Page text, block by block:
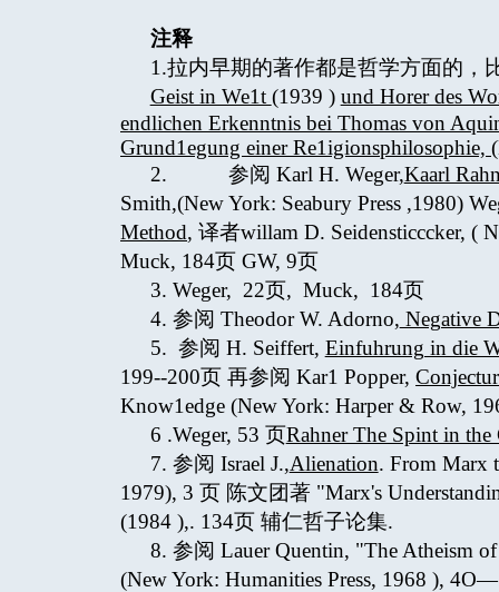
注释
1.拉内早期的著作都是哲学方面的，
Geist in We1t (1939 ) und Horer des
endlichen Erkenntnis bei Thomas von
Grund1egung einer Re1igionsphilosophie,
2. 参阅 Karl H. Weger,Kaarl
Smith,(New York: Seabury Press ,1980)
Method, 译者willam D. Seidensticccker, (
Muck, 184页 GW, 9页
3. Weger, 22页, Muck, 184页
4. 参阅 Theodor W. Adorno, Negative
5. 参阅 H. Seiffert, Einfuhrung in die
199--200页 再参阅 Kar1 Popper,
Know1edge (New York: Harper & Row,
6 .Weger, 53 页Rahner The Spint in the
7. 参阅 Israel J.,Alienation. From Marx
1979), 3 页 陈文团著 "Marx's
(1984 ),. 134页 辅仁哲子论集.
8. 参阅 Lauer Quentin, "The Atheism
(New York: Humanities Press, 1968 ),